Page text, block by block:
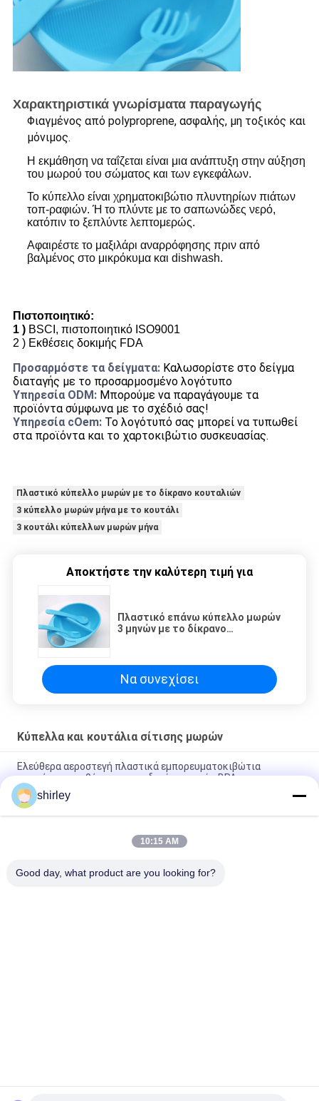
Χαρακτηριστικά γνωρίσματα παραγωγής
Φιαγμένος από polyproprene, ασφαλής, μη τοξικός και
μόνιμος.
Η εκμάθηση να ταΐζεται είναι μια ανάπτυξη στην αύξηση
του μωρού του σώματος και των εγκεφάλων.
Το κύπελλο είναι χρηματοκιβώτιο πλυντηρίων πιάτων
τοπ-ραφιών. Ή το πλύντε με το σαπωνώδες νερό,
κατόπιν το ξεπλύντε λεπτομερώς.
Αφαιρέστε το μαξιλάρι αναρρόφησης πριν από
βαλμένος στο μικρόκυμα και dishwash.
Πιστοποιητικό:
1 ) BSCI, πιστοποιητικό ISO9001
2 ) Εκθέσεις δοκιμής FDA
Προσαρμόστε τα δείγματα: Καλωσορίστε στο δείγμα
διαταγής με το προσαρμοσμένο λογότυπο
Υπηρεσία ODM: Μπορούμε να παραγάγουμε τα
προϊόντα σύμφωνα με το σχέδιό σας!
Υπηρεσία cOem: Το λογότυπό σας μπορεί να τυπωθεί
στα προϊόντα και το χαρτοκιβώτιο συσκευασίας.
Πλαστικό κύπελλο μωρών με το δίκρανο κουταλιών
3 κύπελλο μωρών μήνα με το κουτάλι
3 κουτάλι κύπελλων μωρών μήνα
Αποκτήστε την καλύτερη τιμή για
Πλαστικό επάνω κύπελλο μωρών
3 μηνών με το δίκρανο
Να συνεχίσει
Κύπελλα και κουτάλια σίτισης μωρών
Ελεύθερα αεροστεγή πλαστικά εμπορευματοκιβώτια
ψυκτήρων αποθήκευσης παιδικών τροφών BPA
Ελεύθερα κύπελλα και κουτάλια σίτισης μωρών
πολυπροπυλενίου BPA PP
FDA μη τοξικό εύκολο πιάσιμο κύπελλων και κουταλιών
Μωρών
shirley
10:15 AM
Good day, what product are you looking for?